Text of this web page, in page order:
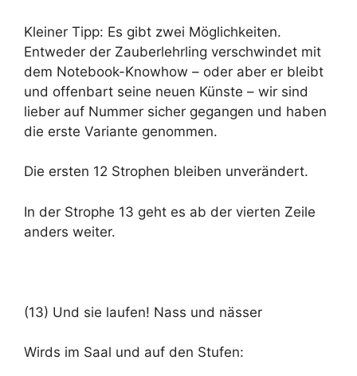
Kleiner Tipp: Es gibt zwei Möglichkeiten.
Entweder der Zauberlehrling verschwindet mit
dem Notebook-Knowhow – oder aber er bleibt
und offenbart seine neuen Künste – wir sind
lieber auf Nummer sicher gegangen und haben
die erste Variante genommen.
Die ersten 12 Strophen bleiben unverändert.
In der Strophe 13 geht es ab der vierten Zeile
anders weiter.
(13) Und sie laufen! Nass und nässer
Wirds im Saal und auf den Stufen: